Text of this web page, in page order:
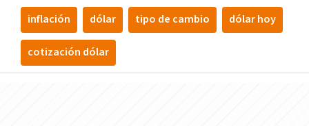
inflación dólar tipo de cambio dólar hoy
cotización dólar